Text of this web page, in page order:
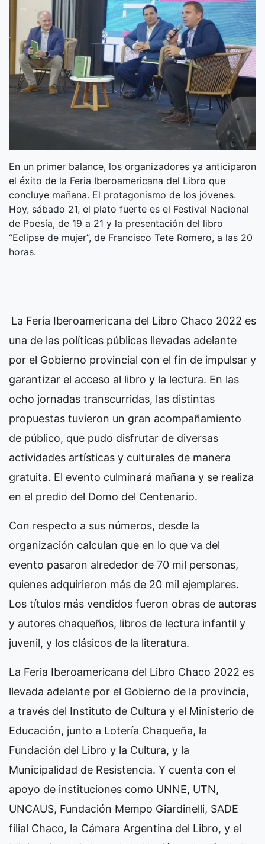
En un primer balance, los organizadores ya anticiparon
el éxito de la Feria Iberoamericana del Libro que
concluye mañana. El protagonismo de los jóvenes.
Hoy, sábado 21, el plato fuerte es el Festival Nacional
de Poesía, de 19 a 21 y la presentación del libro
“Eclipse de mujer”, de Francisco Tete Romero, a las 20
horas.
La Feria Iberoamericana del Libro Chaco 2022 es
una de las políticas públicas llevadas adelante
por el Gobierno provincial con el fin de impulsar y
garantizar el acceso al libro y la lectura. En las
ocho jornadas transcurridas, las distintas
propuestas tuvieron un gran acompañamiento
de público, que pudo disfrutar de diversas
actividades artísticas y culturales de manera
gratuita. El evento culminará mañana y se realiza
en el predio del Domo del Centenario.
Con respecto a sus números, desde la
organización calculan que en lo que va del
evento pasaron alrededor de 70 mil personas,
quienes adquirieron más de 20 mil ejemplares.
Los títulos más vendidos fueron obras de autoras
y autores chaqueños, libros de lectura infantil y
juvenil, y los clásicos de la literatura.
La Feria Iberoamericana del Libro Chaco 2022 es
llevada adelante por el Gobierno de la provincia,
a través del Instituto de Cultura y el Ministerio de
Educación, junto a Lotería Chaqueña, la
Fundación del Libro y la Cultura, y la
Municipalidad de Resistencia. Y cuenta con el
apoyo de instituciones como UNNE, UTN,
UNCAUS, Fundación Mempo Giardinelli, SADE
filial Chaco, la Cámara Argentina del Libro, y el